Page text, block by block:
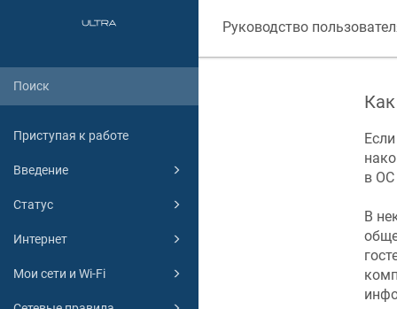
Приступая к работе
Введение
Статус
Интернет
Мои сети и Wi-Fi
Руководство
в ОС
В